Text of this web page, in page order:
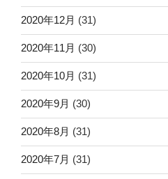
2020年12月 (31)
2020年11月 (30)
2020年10月 (31)
2020年9月 (30)
2020年8月 (31)
2020年7月 (31)